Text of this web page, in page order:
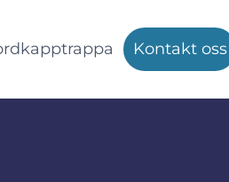
Kontakt oss